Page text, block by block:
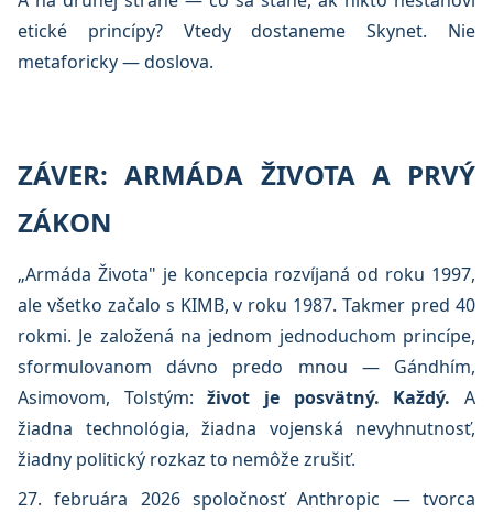
etické princípy? Vtedy dostaneme Skynet. Nie
metaforicky — doslova.
ZÁVER: ARMÁDA ŽIVOTA A PRVÝ
ZÁKON
„Armáda Života" je koncepcia rozvíjaná od roku 1997,
ale všetko začalo s KIMB, v roku 1987. Takmer pred 40
rokmi. Je založená na jednom jednoduchom princípe,
sformulovanom dávno predo mnou — Gándhím,
Asimovom, Tolstým:život je posvätný. Každý. A
žiadna technológia, žiadna vojenská nevyhnutnosť,
žiadny politický rozkaz to nemôže zrušiť.
27. februára 2026 spoločnosť Anthropic — tvorca